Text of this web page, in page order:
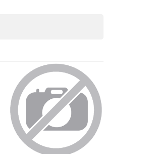
€ 40,00
+ ACQUISTA